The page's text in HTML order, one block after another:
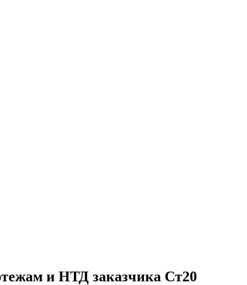
и НТД заказчика Ст20